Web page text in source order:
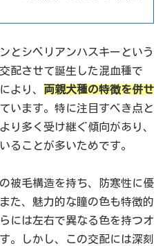
とシベリアンハスキーという
配させて誕生した混血種で
より、 両親犬種の特徴を併せ
います。特に注目すべき点と
り多く受け継ぐ傾向があり、
ることが多いためです。
被毛構造を持ち、防寒性に優
た、魅力的な瞳の色も特徴的
には左右で異なる色を持つオ
。しかし、この交配には深刻